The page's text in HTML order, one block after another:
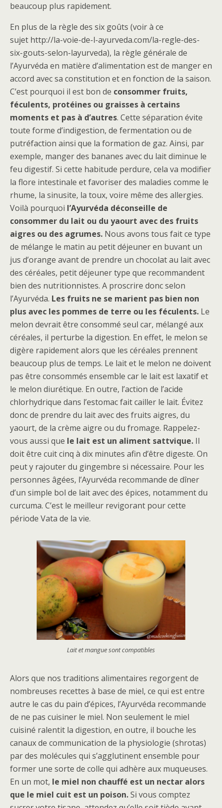
beaucoup plus rapidement.
En plus de la règle des six goûts (voir à ce
sujet http://la-voie-de-l-ayurveda.com/la-regle-des-
six-gouts-selon-layurveda), la règle générale de
l’Ayurvéda en matière d’alimentation est de manger en
accord avec sa constitution et en fonction de la saison.
C’est pourquoi il est bon de consommer fruits,
féculents, protéines ou graisses à certains
moments et pas à d’autres. Cette séparation évite
toute forme d’indigestion, de fermentation ou de
putréfaction ainsi que la formation de gaz. Ainsi, par
exemple, manger des bananes avec du lait diminue le
feu digestif. Si cette habitude perdure, cela va modifier
la flore intestinale et favoriser des maladies comme le
rhume, la sinusite, la toux, voire même des allergies.
Voilà pourquoi l’Ayurvéda déconseille de
consommer du lait ou du yaourt avec des fruits
aigres ou des agrumes. Nous avons tous fait ce type
de mélange le matin au petit déjeuner en buvant un
jus d’orange avant de prendre un chocolat au lait avec
des céréales, petit déjeuner type que recommandent
bien des nutritionnistes. A proscrire donc selon
l’Ayurvéda. Les fruits ne se marient pas bien non
plus avec les pommes de terre ou les féculents. Le
melon devrait être consommé seul car, mélangé aux
céréales, il perturbe la digestion. En effet, le melon se
digère rapidement alors que les céréales prennent
beaucoup plus de temps. Le lait et le melon ne doivent
pas être consommés ensemble car le lait est laxatif et
le melon diurétique. En outre, l’action de l’acide
chlorhydrique dans l’estomac fait cailler le lait. Évitez
donc de prendre du lait avec des fruits aigres, du
yaourt, de la crème aigre ou du fromage. Rappelez-
vous aussi que le lait est un aliment sattvique. Il
doit être cuit cinq à dix minutes afin d’être digeste. On
peut y rajouter du gingembre si nécessaire. Pour les
personnes âgées, l’Ayurvéda recommande de dîner
d’un simple bol de lait avec des épices, notamment du
curcuma. C’est le meilleur revigorant pour cette
période Vata de la vie.
Lait et mangue sont compatibles
Alors que nos traditions alimentaires regorgent de
nombreuses recettes à base de miel, ce qui est entre
autre le cas du pain d’épices, l’Ayurvéda recommande
de ne pas cuisiner le miel. Non seulement le miel
cuisiné ralentit la digestion, en outre, il bouche les
canaux de communication de la physiologie (shrotas)
par des molécules qui s’agglutinent ensemble pour
former une sorte de colle qui adhère aux muqueuses.
En un mot, le miel non chauffé est un nectar alors
que le miel cuit est un poison.Si vous comptez